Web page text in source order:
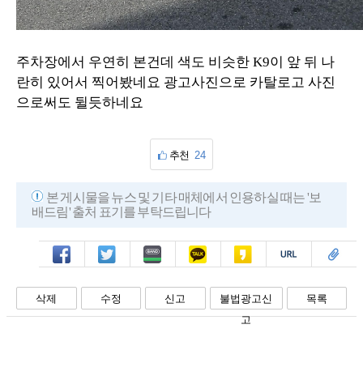
주차장에서 우연히 본건데 색도 비슷한 K9이 앞 뒤 나
란히 있어서 찍어봤네요 광고사진으로 카탈로고 사진
으로써도 뒬듯하네요
추천 24
본 게시물을 뉴스 및 기타 매체에서 인용하실 때는 '보
배드림' 출처 표기를 부탁드립니다
페북 트윗 밴드 카톡 카스 복사 스크랩
삭제 수정 신고
불법광고신
고
목록